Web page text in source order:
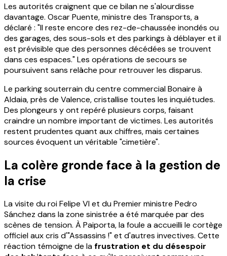
Les autorités craignent que ce bilan ne s'alourdisse
davantage. Oscar Puente, ministre des Transports, a
déclaré : "Il reste encore des rez-de-chaussée inondés ou
des garages, des sous-sols et des parkings à déblayer et il
est prévisible que des personnes décédées se trouvent
dans ces espaces." Les opérations de secours se
poursuivent sans relâche pour retrouver les disparus.
Le parking souterrain du centre commercial Bonaire à
Aldaia, près de Valence, cristallise toutes les inquiétudes.
Des plongeurs y ont repéré plusieurs corps, faisant
craindre un nombre important de victimes. Les autorités
restent prudentes quant aux chiffres, mais certaines
sources évoquent un véritable "cimetière".
La colère gronde face à la gestion de
la crise
La visite du roi Felipe VI et du Premier ministre Pedro
Sánchez dans la zone sinistrée a été marquée par des
scènes de tension. À Paiporta, la foule a accueilli le cortège
officiel aux cris d'"Assassins !" et d'autres invectives. Cette
réaction témoigne de lafrustration et du désespoir